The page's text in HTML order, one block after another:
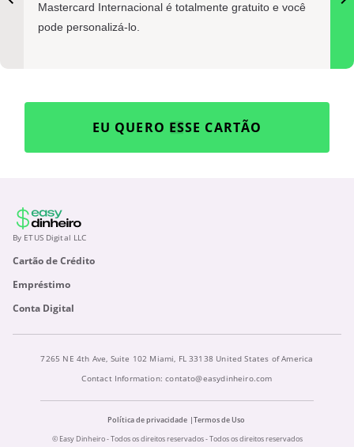
Mastercard Internacional é totalmente gratuito e você
pode personalizá-lo.
EU QUERO ESSE CARTÃO
By ETUS Digital LLC
Cartão de Crédito
Empréstimo
Conta Digital
7265 NE 4th Ave, Suite 102 Miami, FL 33138 United States of America
Contact Information:contato@easydinheiro.com
Política de privacidade
Termos de Uso
© Easy Dinheiro - Todos os direitos reservados - Todos os direitos reservados